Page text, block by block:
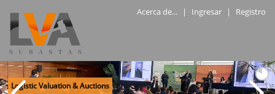
Acerca de... | Ingresar | Registro